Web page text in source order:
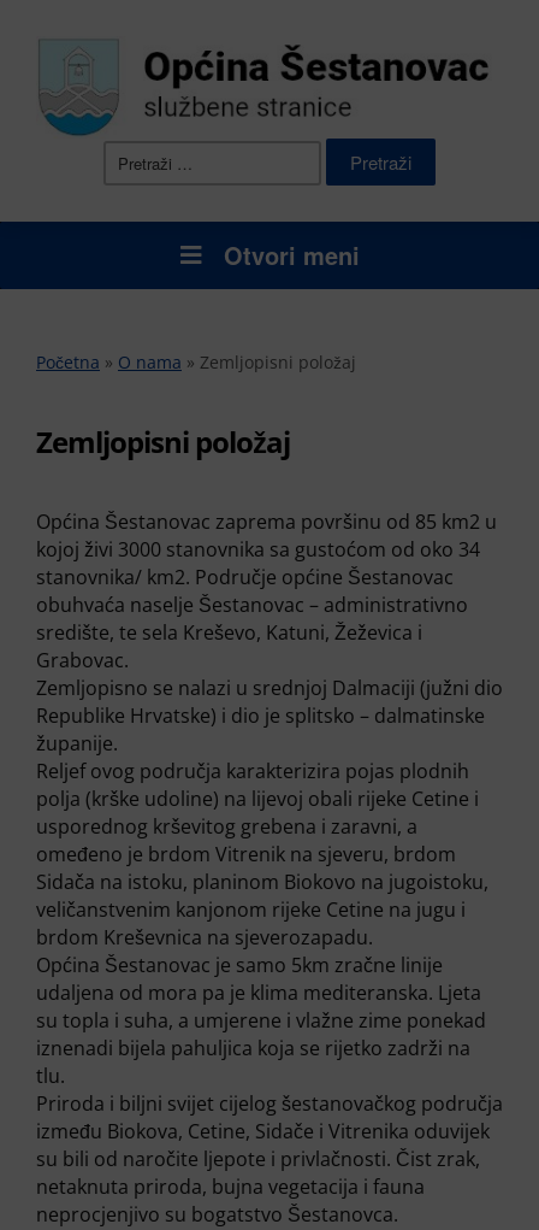
Otvori meni
Početna » O nama » Zemljopisni položaj
Zemljopisni položaj
Općina Šestanovac zaprema površinu od 85 km2 u
kojoj živi 3000 stanovnika sa gustoćom od oko 34
stanovnika/ km2. Područje općine Šestanovac
obuhvaća naselje Šestanovac – administrativno
središte, te sela Kreševo, Katuni, Žeževica i
Grabovac.
Zemljopisno se nalazi u srednjoj Dalmaciji (južni dio
Republike Hrvatske) i dio je splitsko – dalmatinske
županije.
Reljef ovog područja karakterizira pojas plodnih
polja (krške udoline) na lijevoj obali rijeke Cetine i
usporednog krševitog grebena i zaravni, a
omeđeno je brdom Vitrenik na sjeveru, brdom
Sidača na istoku, planinom Biokovo na jugoistoku,
veličanstvenim kanjonom rijeke Cetine na jugu i
brdom Kreševnica na sjeverozapadu.
Općina Šestanovac je samo 5km zračne linije
udaljena od mora pa je klima mediteranska. Ljeta
su topla i suha, a umjerene i vlažne zime ponekad
iznenadi bijela pahuljica koja se rijetko zadrži na
tlu.
Priroda i biljni svijet cijelog šestanovačkog područja
između Biokova, Cetine, Sidače i Vitrenika oduvijek
su bili od naročite ljepote i privlačnosti. Čist zrak,
netaknuta priroda, bujna vegetacija i fauna
neprocjenjivo su bogatstvo Šestanovca.